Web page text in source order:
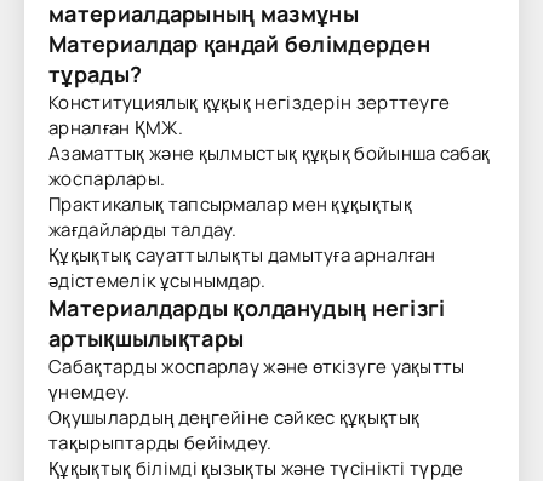
материалдарының мазмұны
Материалдар қандай бөлімдерден
тұрады?
Конституциялық құқық негіздерін зерттеуге
арналған ҚМЖ.
Азаматтық және қылмыстық құқық бойынша сабақ
жоспарлары.
Практикалық тапсырмалар мен құқықтық
жағдайларды талдау.
Құқықтық сауаттылықты дамытуға арналған
әдістемелік ұсынымдар.
Материалдарды қолданудың негізгі
артықшылықтары
Сабақтарды жоспарлау және өткізуге уақытты
үнемдеу.
Оқушылардың деңгейіне сәйкес құқықтық
тақырыптарды бейімдеу.
Құқықтық білімді қызықты және түсінікті түрде